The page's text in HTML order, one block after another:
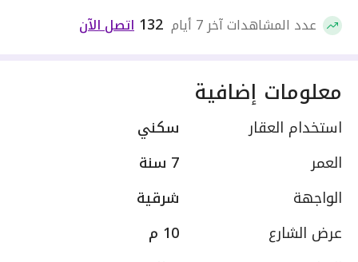
عدد المشاهدات آخر 7 أيام 132 اتصل الآن
معلومات إضافية
استخدام العقار
سكني
العمر
7 سنة
الواجهة
شرقية
عرض الشارع
10 م